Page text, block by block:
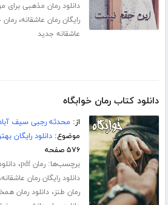
دانلود رمان مذهبی برای
رایگان رمان عاشقانه،رمان
عاشقانه جدید
دانلود کتاب رمان خوابگاه
از: محدثه رجبی سیف
موضوع:دانلود رایگان
۵۷۶ صفحه
برچسب‌ها:رمان pdf ،
دانلود رایگان رمان عاشقانه
رمان طنز،دانلود رمان